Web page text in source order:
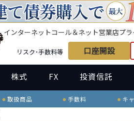
インターネットコール＆ネット営業店プ
リスク･手数料等 口座開設
株式 FX 投資信託
取扱商品 手数料 キ